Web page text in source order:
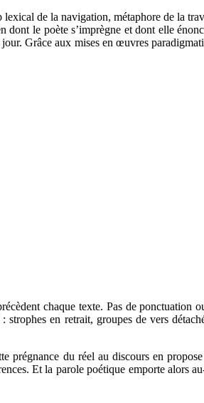
de la navigation, métaphore de la
le poète s’imprègne et dont elle
Grâce aux mises en œuvres
chaque texte. Pas de
en retrait, groupes de vers
prégnance du réel au discours en
Et la parole poétique emporte